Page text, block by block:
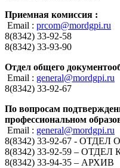
Приемная комиссия :
Email : prcom@mordgpi.ru
8(8342) 33-92-58
8(8342) 33-93-90
Отдел общего
Email : general@mordgpi.ru
8(8342) 33-92-67
По вопросам
профессиональном
Email : general@mordgpi.ru
8(8342) 33-92-67 -
8(8342) 33-92-59 –
8(8342) 33-94-35 – АРХИВ